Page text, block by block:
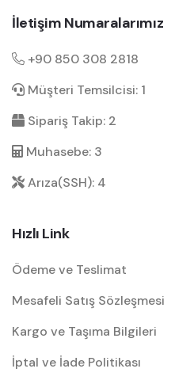
İletişim Numaralarımız
+90 850 308 2818
Müşteri Temsilcisi: 1
Sipariş Takip: 2
Muhasebe: 3
Arıza(SSH): 4
Hızlı Link
Ödeme ve Teslimat
Mesafeli Satış Sözleşmesi
Kargo ve Taşıma Bilgileri
İptal ve İade Politikası